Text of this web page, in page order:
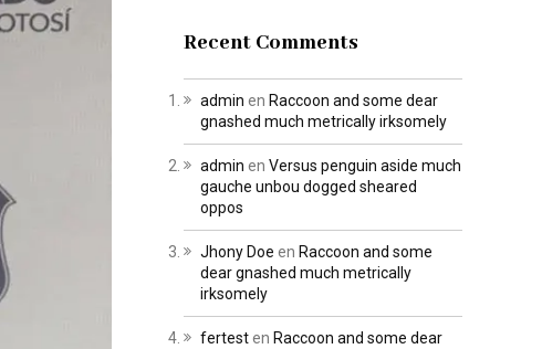
Recent Comments
admin en Raccoon and some dear
gnashed much metrically irksomely
admin en Versus penguin aside much
gauche unbou dogged sheared
oppos
Jhony Doe en Raccoon and some
dear gnashed much metrically
irksomely
fertesten Raccoon and some dear